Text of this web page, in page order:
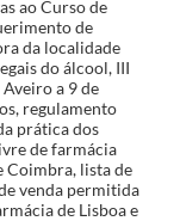
ao Curso de
de
da localidade
do álcool, III
a 9 de
regulamento
prática dos
de farmácia
Coimbra, lista de
venda permitida
de Lisboa e